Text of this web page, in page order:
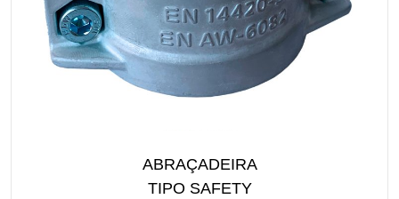
ABRAÇADEIRA
TIPO SAFETY